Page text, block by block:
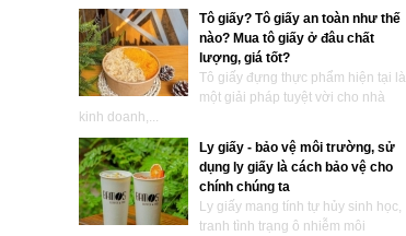
Tô giấy? Tô giấy an toàn như thế
nào? Mua tô giấy ở đâu chất
lượng, giá tốt?
Tô giấy đựng thực phẩm hiện tại là
một giải pháp tuyệt vời cho nhà
kinh doanh,...
Ly giấy - bảo vệ môi trường, sử
dụng ly giấy là cách bảo vệ cho
chính chúng ta
Ly giấy mang tính tự hủy sinh học,
tranh tình trạng ô nhiễm môi